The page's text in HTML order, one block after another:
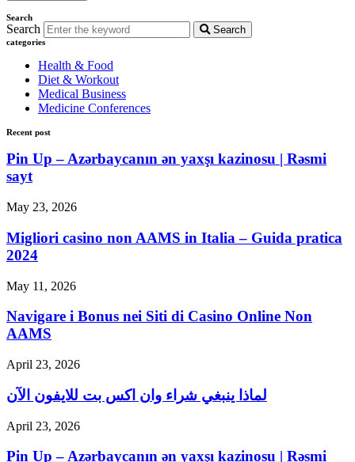
Search
Search Search
categories
Health & Food
Diet & Workout
Medical Business
Medicine Conferences
Recent post
Pin Up – Azərbaycanın ən yaxşı kazinosu | Rəsmi
sayt
May 23, 2026
Migliori casino non AAMS in Italia – Guida pratica
2024
May 11, 2026
Navigare i Bonus nei Siti di Casino Online Non
AAMS
April 23, 2026
لماذا ينبغي شراء وان اكس بت للايفون الآن
April 23, 2026
Pin Up – Azərbaycanın ən yaxşı kazinosu | Rəsmi